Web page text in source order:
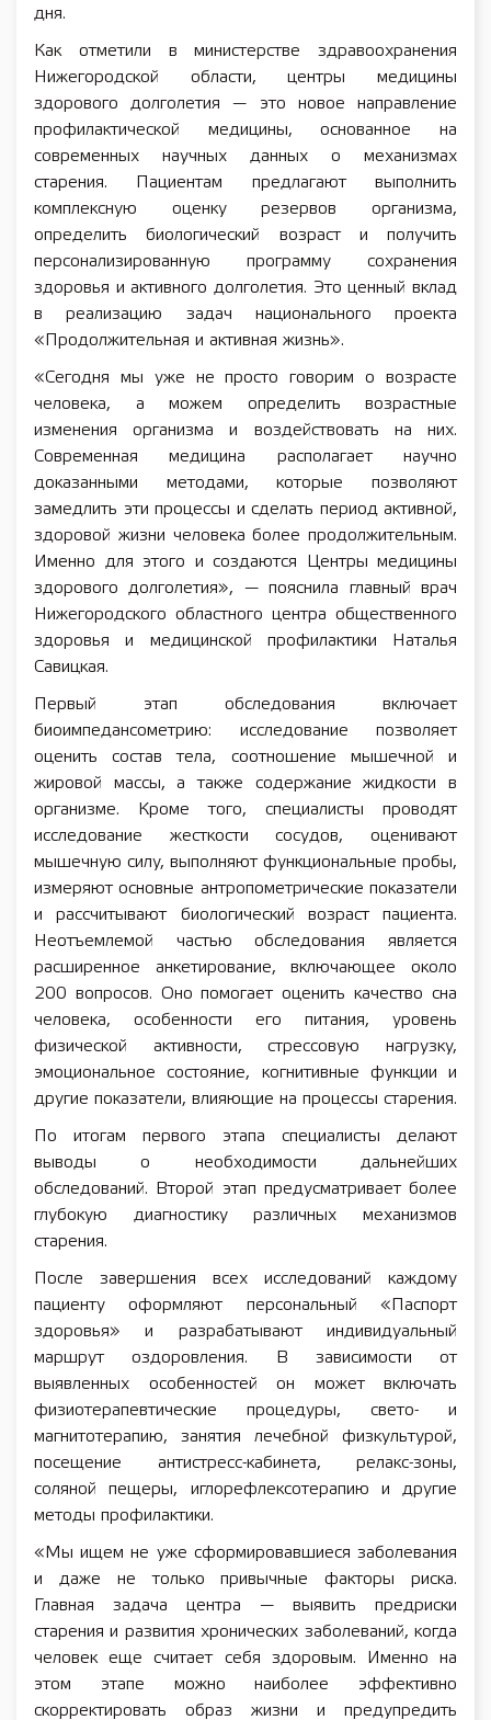
дня.
Как отметили в министерстве здравоохранения
Нижегородской области, центры медицины
здорового долголетия — это новое направление
профилактической медицины, основанное на
современных научных данных о механизмах
старения. Пациентам предлагают выполнить
комплексную оценку резервов организма,
определить биологический возраст и получить
персонализированную программу сохранения
здоровья и активного долголетия. Это ценный вклад
в реализацию задач национального проекта
«Продолжительная и активная жизнь».
«Сегодня мы уже не просто говорим о возрасте
человека, а можем определить возрастные
изменения организма и воздействовать на них.
Современная медицина располагает научно
доказанными методами, которые позволяют
замедлить эти процессы и сделать период активной,
здоровой жизни человека более продолжительным.
Именно для этого и создаются Центры медицины
здорового долголетия», — пояснила главный врач
Нижегородского областного центра общественного
здоровья и медицинской профилактики Наталья
Савицкая.
Первый этап обследования включает
биоимпедансометрию: исследование позволяет
оценить состав тела, соотношение мышечной и
жировой массы, а также содержание жидкости в
организме. Кроме того, специалисты проводят
исследование жесткости сосудов, оценивают
мышечную силу, выполняют функциональные пробы,
измеряют основные антропометрические показатели
и рассчитывают биологический возраст пациента.
Неотъемлемой частью обследования является
расширенное анкетирование, включающее около
200 вопросов. Оно помогает оценить качество сна
человека, особенности его питания, уровень
физической активности, стрессовую нагрузку,
эмоциональное состояние, когнитивные функции и
другие показатели, влияющие на процессы старения.
По итогам первого этапа специалисты делают
выводы о необходимости дальнейших
обследований. Второй этап предусматривает более
глубокую диагностику различных механизмов
старения.
После завершения всех исследований каждому
пациенту оформляют персональный «Паспорт
здоровья» и разрабатывают индивидуальный
маршрут оздоровления. В зависимости от
выявленных особенностей он может включать
физиотерапевтические процедуры, свето- и
магнитотерапию, занятия лечебной физкультурой,
посещение антистресс-кабинета, релакс-зоны,
соляной пещеры, иглорефлексотерапию и другие
методы профилактики.
«Мы ищем не уже сформировавшиеся заболевания
и даже не только привычные факторы риска.
Главная задача центра — выявить предриски
старения и развития хронических заболеваний, когда
человек еще считает себя здоровым. Именно на
этом этапе можно наиболее эффективно
скорректировать образ жизни и предупредить